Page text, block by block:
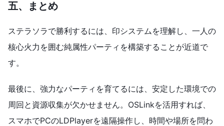
五、まとめ
ステラソラで勝利するには、印システムを理解し、一人の
核心火力を囲む純属性パーティを構築することが近道で
す。
最後に、強力なパーティを育てるには、安定した環境での
周回と資源収集が欠かせません。OSLinkを活用すれば、
スマホでPCのLDPlayerを遠隔操作し、時間や場所を問わ